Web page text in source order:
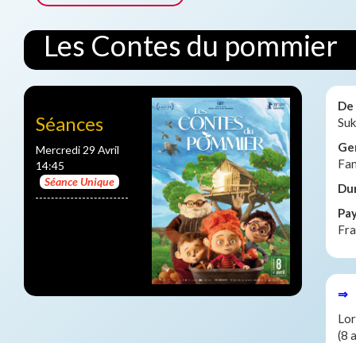
Les Contes du pommier
Séances
Mercredi 29 Avril
14:45
Séance Unique
De
⇒
(8